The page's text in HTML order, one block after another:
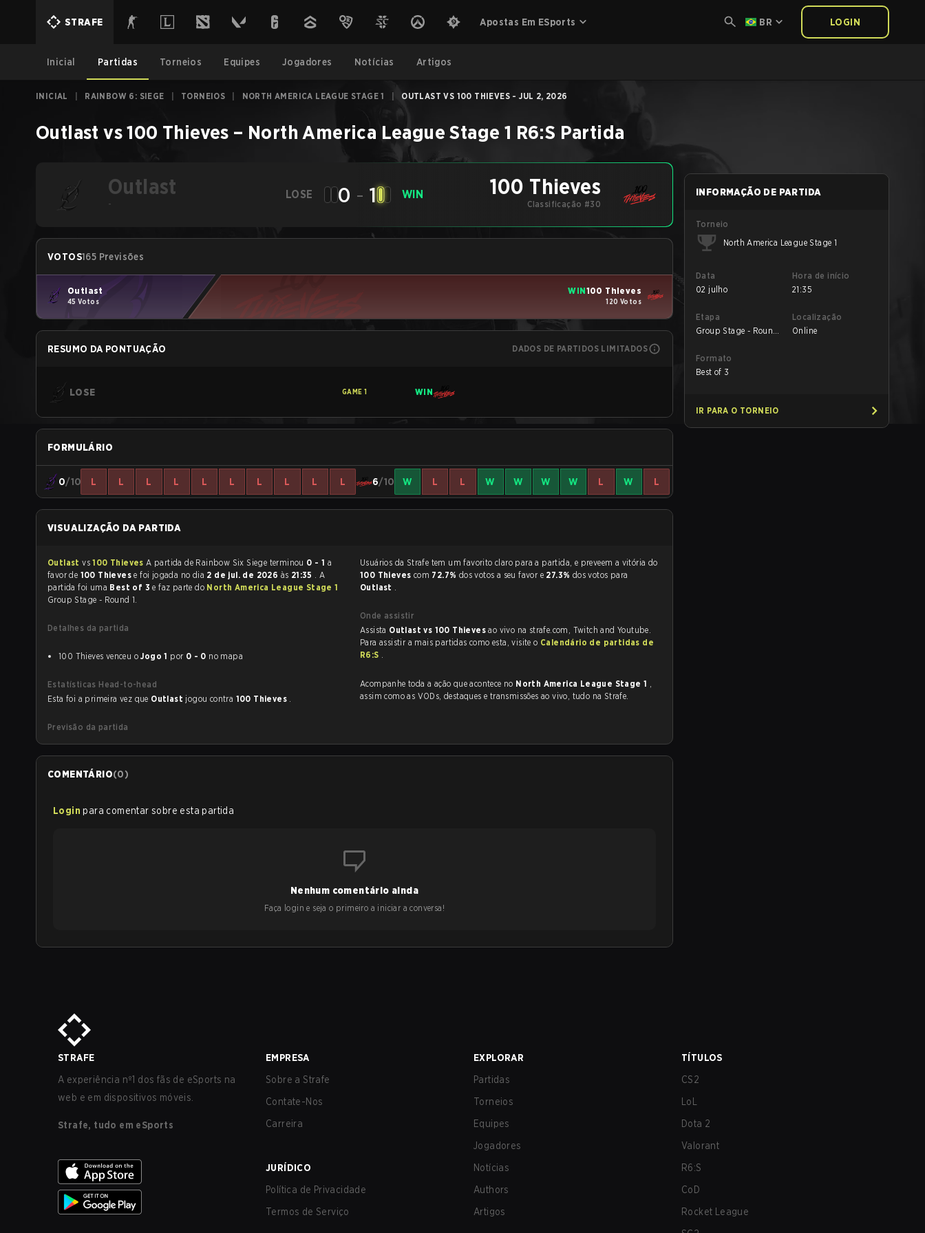
STRAFE Apostas Em ESports BR LOGIN
Inicial Partidas Torneios Equipes Jogadores Notícias Artigos
INICIAL RAINBOW 6: SIEGE TORNEIOS NORTH AMERICA LEAGUE STAGE 1 OUTLAST VS 100 THIEVES - JUL 2, 2026
Outlast vs100 Thieves – North America League Stage 1 R6:S Partida
Outlast
-
LOSE 0 - 1 WIN 100 Thieves
Classificação #30
VOTOS165 Previsões
Outlast
45 Votos
WIN100 Thieves
120 Votos
RESUMO DA PONTUAÇÃO DADOS DE PARTIDOS LIMITADOS
LOSE GAME 1 WIN
FORMULÁRIO
0/10 L L L L L L L L L L 6/10 W L L W W W W L W L
VISUALIZAÇÃO DA PARTIDA
Outlastvs100 Thieves A partida de Rainbow Six Siege terminou 0 - 1
favor de 100 Thieves e foi jogada no dia 2 de jul. de 2026 às 21:35 . A
partida foi uma Best of 3e faz parte do North America League Stage 1
Group Stage - Round 1.
Detalhes da partida
100 Thieves venceu oJogo 1 por 0 - 0 no mapa
Estatísticas Head-to-head
Esta foi a primeira vez que Outlast jogou contra 100 Thieves .
Previsão da partida
Usuários da Strafe tem um favorito claro para a partida, e preveem a vitória do
100 Thieves com 72.7% dos votos a seu favor e 27.3% dos votos para
Outlast .
Onde assistir
Assista Outlast vs 100 Thievesao vivo na strafe.com, Twitch and Youtube.
Para assistir a mais partidas como esta, visite o Calendário de partidas de
R6:S .
Acompanhe toda a ação que acontece no North America League Stage 1 ,
assim como as VODs, destaques e transmissões ao vivo, tudo na Strafe.
COMENTÁRIO(0)
Login para comentar sobre esta partida
Nenhum comentário ainda
Faça login e seja o primeiro a iniciar a conversa!
INFORMAÇÃO DE PARTIDA
Torneio
North America League Stage 1
Data
02 julho
Hora de início
21:35
Etapa
Group Stage - Round
Localização
Online
Formato
Best of 3
IR PARA O TORNEIO
STRAFE
A experiência nº1 dos fãs de eSports na
web e em dispositivos móveis.
Strafe, tudo em eSports
EMPRESA
Sobre a Strafe
Contate-Nos
Carreira
JURÍDICO
Política de Privacidade
Termos de Serviço
EXPLORAR
Partidas
Torneios
Equipes
Jogadores
Notícias
Authors
Artigos
TÍTULOS
CS2
LoL
Dota 2
Valorant
R6:S
CoD
Rocket League